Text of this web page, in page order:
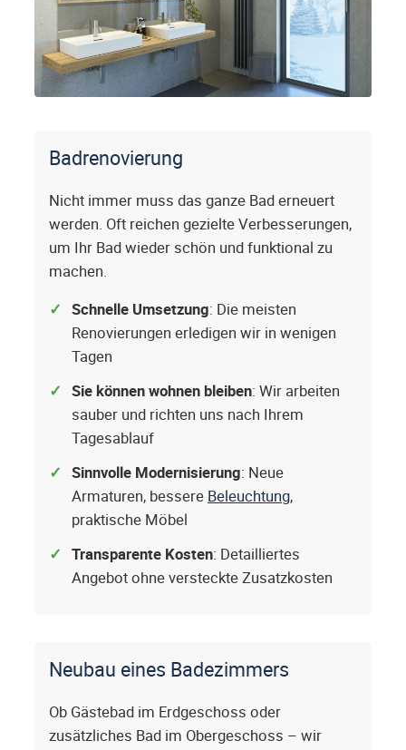
Badrenovierung
Nicht immer muss das ganze Bad erneuert
werden. Oft reichen gezielte Verbesserungen,
um Ihr Bad wieder schön und funktional zu
machen.
Schnelle Umsetzung: Die meisten
Renovierungen erledigen wir in wenigen
Tagen
Sie können wohnen bleiben: Wir arbeiten
sauber und richten uns nach Ihrem
Tagesablauf
Sinnvolle Modernisierung: Neue
Armaturen, bessere Beleuchtung,
praktische Möbel
Transparente Kosten: Detailliertes
Angebot ohne versteckte Zusatzkosten
Neubau eines Badezimmers
Ob Gästebad im Erdgeschoss oder
zusätzliches Bad im Obergeschoss – wir